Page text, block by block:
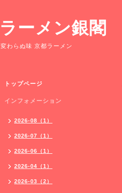
ラーメン銀閣
変わらぬ味 京都ラーメン
トップページ
インフォメーション
2026-08（1）
2026-07（1）
2026-06（1）
2026-04（1）
2026-03（2）